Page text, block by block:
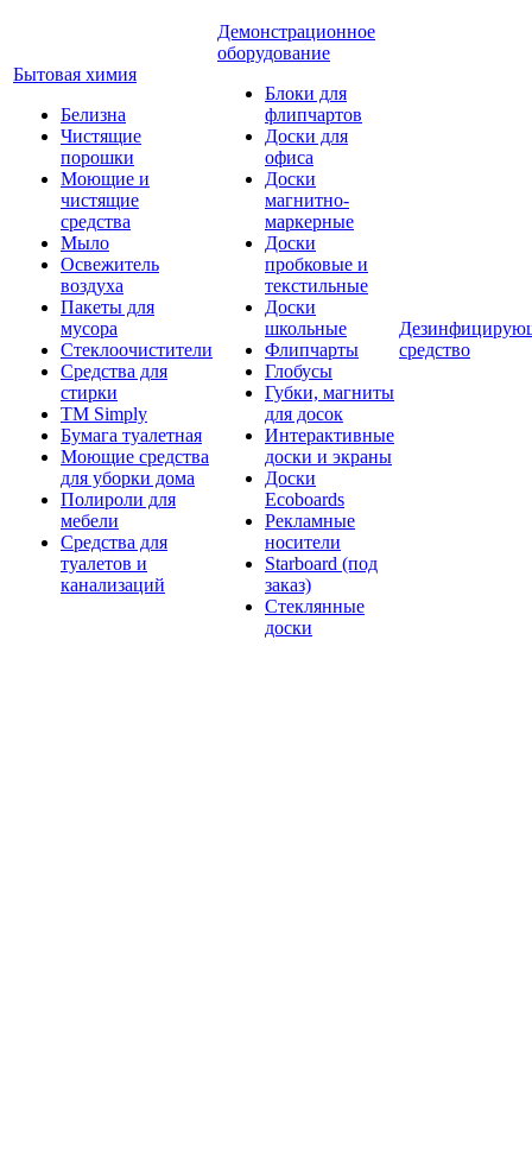
Бытовая химия
Белизна
Чистящие
порошки
Моющие и
чистящие
средства
Мыло
Освежитель
воздуха
Пакеты для
мусора
Стеклоочистители
Средства для
стирки
TM Simply
Бумага туалетная
Моющие средства
для уборки дома
Полироли для
мебели
Средства для
туалетов и
канализаций
Демонстрационное
оборудование
Блоки для
флипчартов
Доски для
офиса
Доски
магнитно-
маркерные
Доски
пробковые и
текстильные
Доски
школьные
Флипчарты
Глобусы
Губки, магниты
для досок
Интерактивные
доски и экраны
Доски
Ecoboards
Рекламные
носители
Starboard (под
заказ)
Стеклянные
доски
средство